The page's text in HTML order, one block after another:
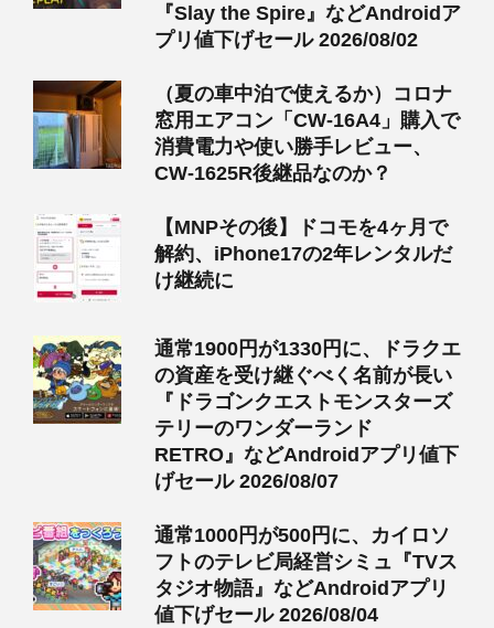
『Slay the Spire』などAndroidア
プリ値下げセール 2026/08/02
（夏の車中泊で使えるか）コロナ
窓用エアコン「CW-16A4」購入で
消費電力や使い勝手レビュー、
CW-1625R後継品なのか？
【MNPその後】ドコモを4ヶ月で
解約、iPhone17の2年レンタルだ
け継続に
通常1900円が1330円に、ドラクエ
の資産を受け継ぐべく名前が長い
『ドラゴンクエストモンスターズ
テリーのワンダーランド
RETRO』などAndroidアプリ値下
げセール 2026/08/07
通常1000円が500円に、カイロソ
フトのテレビ局経営シミュ『TVス
タジオ物語』などAndroidアプリ
値下げセール 2026/08/04